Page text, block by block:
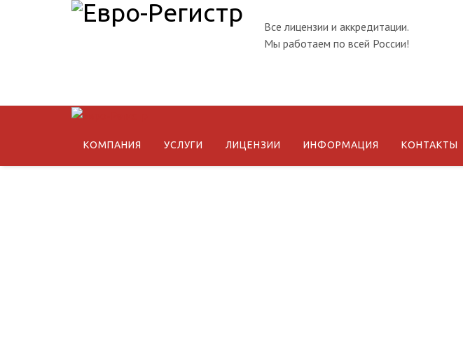
Все лицензии и аккредитации.
Мы работаем по всей России!
КОМПАНИЯ УСЛУГИ ЛИЦЕНЗИИ ИНФОРМАЦИЯ КОНТАКТЫ